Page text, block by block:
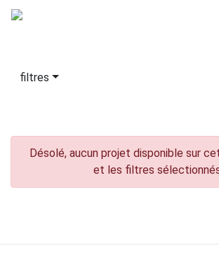
filtres
Désolé, aucun projet disponible sur
et les filtres